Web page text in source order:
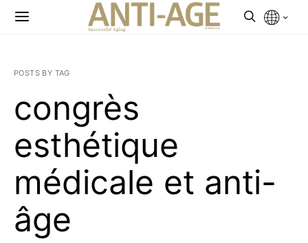
POSTS BY TAG
congrès
esthétique
médicale et anti-
âge